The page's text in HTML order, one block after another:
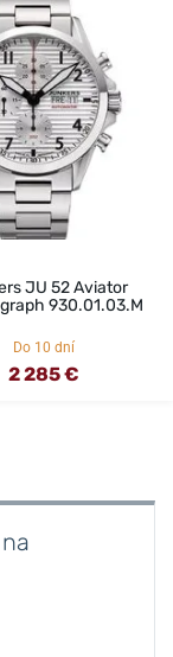
JU 52 Aviator
930.01.03.M
Do 10 dní
2 285 €